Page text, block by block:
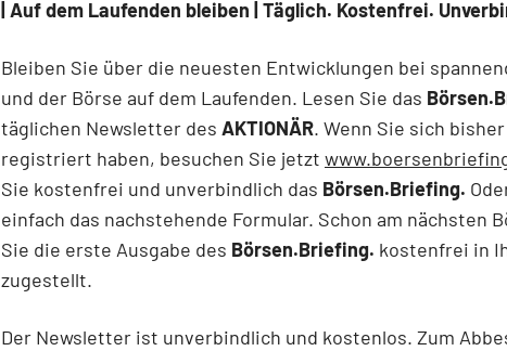
| Auf dem Laufenden bleiben | Täglich. Kostenfrei.
Bleiben Sie über die neuesten Entwicklungen bei
und der Börse auf dem Laufenden. Lesen Sie das
täglichen Newsletter des AKTIONÄR. Wenn Sie sich
registriert haben, besuchen Sie jetzt
Sie kostenfrei und unverbindlich das Börsen.Briefing.
einfach das nachstehende Formular. Schon am nächsten
Sie die erste Ausgabe des Börsen.Briefing. kostenfrei in
zugestellt.
Der Newsletter ist unverbindlich und kostenlos. Zum